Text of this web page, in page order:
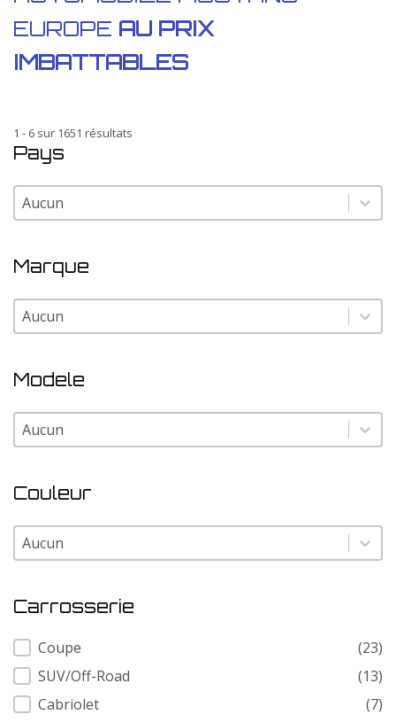
EUROPE AU PRIX
IMBATTABLES
1 - 6 sur 1651 résultats
Pays
Pays
Pays
Marque
Marque
Marque
Modele
Modele
Modele
Couleur
Couleur
Couleur
Carrosserie
Carrosserie
Coupe
(23)
SUV/Off-Road
(13)
Cabriolet
(7)